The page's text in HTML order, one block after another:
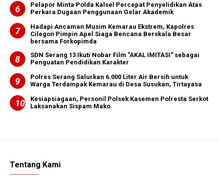
Pelapor Minta Polda Kalsel Percepat Penyelidikan Atas
Perkara Dugaan Penggunaan Gelar Akademik
Hadapi Ancaman Musim Kemarau Ekstrem, Kapolres
Cilegon Pimpin Apel Siaga Bencana Berskala Besar
bersama Forkopimda
SDN Serang 13 Ikuti Nobar Film "AKAL IMITASI" sebagai
Penguatan Pendidikan Karakter
Polres Serang Salurkan 6.000 Liter Air Bersih untuk
Warga Terdampak Kemarau di Desa Susukan, Tirtayasa
Kesiapsiagaan, Personil Polsek Kasemen Polresta Serkot
Laksanakan Sispam Mako
Tentang Kami